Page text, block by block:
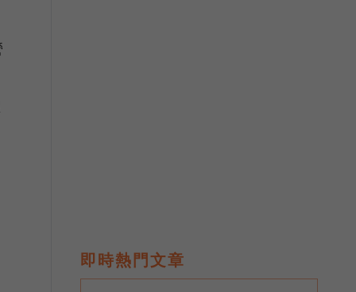
即時熱門文章